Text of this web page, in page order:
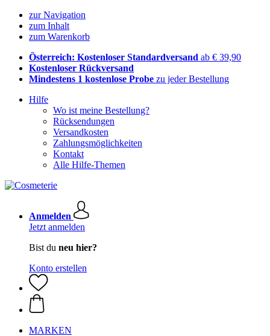
zur Navigation
zum Inhalt
zum Warenkorb
Österreich: Kostenloser Standardversand ab € 39,90
Kostenloser Rückversand
Mindestens 1 kostenlose Probe zu jeder Bestellung
Hilfe
Wo ist meine Bestellung?
Rücksendungen
Versandkosten
Zahlungsmöglichkeiten
Kontakt
Alle Hilfe-Themen
Anmelden
Jetzt anmelden
Bist du neu hier?
Konto erstellen
MARKEN